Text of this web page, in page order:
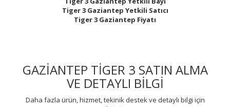
Tiger 3 Gaziantep Yetkili Satıcı
Tiger 3 Gaziantep Fiyatı
GAZİANTEP TİGER 3 SATIN ALMA
VE DETAYLI BİLGİ
Daha fazla ürün, hizmet, tekinik destek ve detaylı bilgi için